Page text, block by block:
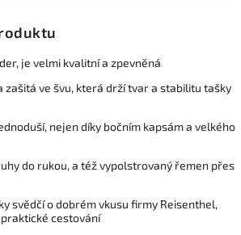
je velmi kvalitní a zpevněná
zašitá ve švu, která drží tvar a stabilitu tašky
nejen díky bočním kapsám a velkého
do rukou, a též vypolstrovaný řemen přes
svědčí o dobrém vkusu firmy Reisenthel,
cestování